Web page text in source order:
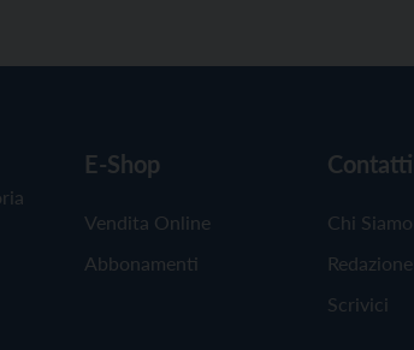
E-Shop
Vendita Online
Abbonamenti
Contatti
Chi Siamo
Redazione
Scrivici